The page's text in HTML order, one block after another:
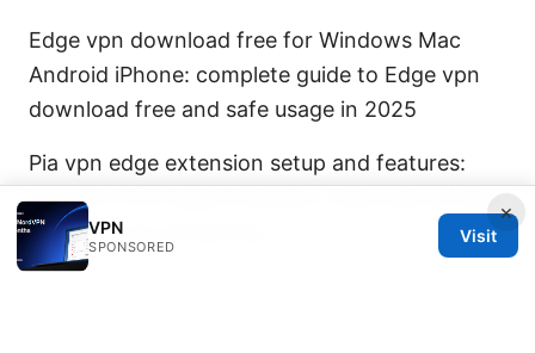
Edge vpn download free for Windows Mac
Android iPhone: complete guide to Edge vpn
download free and safe usage in 2025
Pia vpn edge extension setup and features:
how Pia VPN Edge Extension improves privacy,
security, and streaming
×
VPN
SPONSORED
Visit